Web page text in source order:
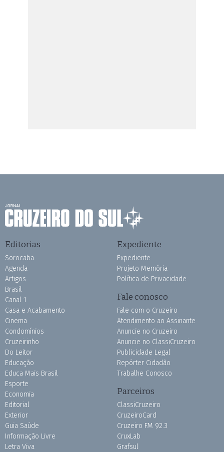
Editorias
Sorocaba
Agenda
Artigos
Brasil
Canal 1
Casa e Acabamento
Cinema
Condomínios
Cruzeirinho
Do Leitor
Educação
Educa Mais Brasil
Esporte
Economia
Editorial
Exterior
Guia Saúde
Informação Livre
Letra Viva
Expediente
Expediente
Projeto Memória
Política de Privacidade
Fale conosco
Fale com o Cruzeiro
Atendimento ao Assinante
Anuncie no Cruzeiro
Anuncie no ClassiCruzeiro
Publicidade Legal
Repórter Cidadão
Trabalhe Conosco
Parceiros
ClassiCruzeiro
CruzeiroCard
Cruzeiro FM 92.3
CruxLab
Grafsul